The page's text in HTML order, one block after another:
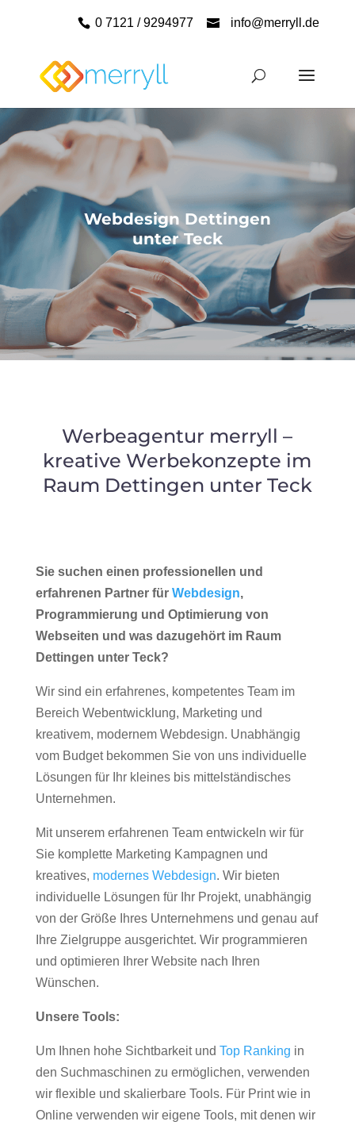
0 7121 / 9294977 info@merryll.de
Webdesign Dettingen
unter Teck
Werbeagentur merryll –
kreative Werbekonzepte im
Raum Dettingen unter Teck
Sie suchen einen professionellen und
erfahrenen Partner für Webdesign,
Programmierung und Optimierung von
Webseiten und was dazugehört im Raum
Dettingen unter Teck?
Wir sind ein erfahrenes, kompetentes Team im
Bereich Webentwicklung, Marketing und
kreativem, modernem Webdesign. Unabhängig
vom Budget bekommen Sie von uns individuelle
Lösungen für Ihr kleines bis mittelständisches
Unternehmen.
Mit unserem erfahrenen Team entwickeln wir für
Sie komplette Marketing Kampagnen und
kreatives, modernes Webdesign. Wir bieten
individuelle Lösungen für Ihr Projekt, unabhängig
von der Größe Ihres Unternehmens und genau auf
Ihre Zielgruppe ausgerichtet. Wir programmieren
und optimieren Ihrer Website nach Ihren
Wünschen.
Unsere Tools:
Um Ihnen hohe Sichtbarkeit und Top Ranking in
den Suchmaschinen zu ermöglichen, verwenden
wir flexible und skalierbare Tools. Für Print wie in
Online verwenden wir eigene Tools, mit denen wir